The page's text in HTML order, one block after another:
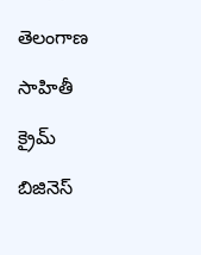
తెలంగాణ
సాహితీ
క్రైమ్
బిజినెస్